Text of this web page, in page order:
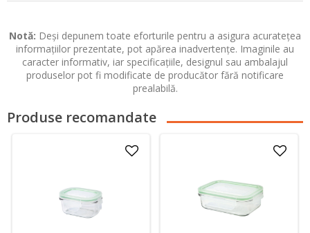
Notă: Deși depunem toate eforturile pentru a asigura acuratețea
informațiilor prezentate, pot apărea inadvertențe. Imaginile au
caracter informativ, iar specificațiile, designul sau ambalajul
produselor pot fi modificate de producător fără notificare
prealabilă.
Produse recomandate